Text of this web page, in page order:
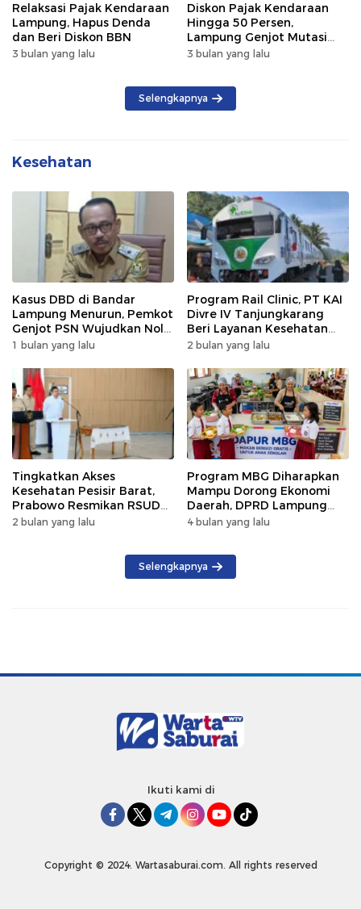
Relaksasi Pajak Kendaraan
Lampung, Hapus Denda
dan Beri Diskon BBN
3 bulan yang lalu
Diskon Pajak Kendaraan
Hingga 50 Persen,
Lampung Genjot Mutasi
Kendaraan Luar Daerah
3 bulan yang lalu
Selengkapnya
Kesehatan
Kasus DBD di Bandar
Lampung Menurun, Pemkot
Genjot PSN Wujudkan Nol
Kematian
1 bulan yang lalu
Program Rail Clinic, PT KAI
Divre IV Tanjungkarang
Beri Layanan Kesehatan
Gratis 250 Warga
2 bulan yang lalu
Tingkatkan Akses
Kesehatan Pesisir Barat,
Prabowo Resmikan RSUD
KH Muhammad Thohir
2 bulan yang lalu
Program MBG Diharapkan
Mampu Dorong Ekonomi
Daerah, DPRD Lampung
Tekankan Pemanfaatan
4 bulan yang lalu
Selengkapnya
Ikuti kami di
Copyright © 2024. Wartasaburai.com. All rights reserved